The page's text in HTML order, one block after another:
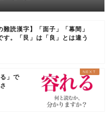
難読漢字】「面子」「幕間」
す。「艮」は「良」とは違う
」で